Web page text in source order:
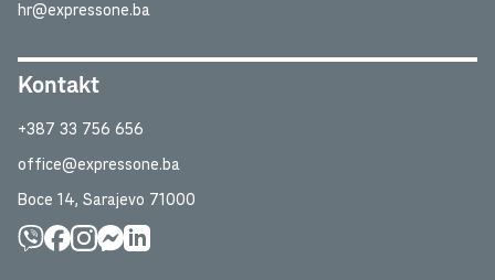
hr@expressone.ba
Kontakt
+387 33 756 656
office@expressone.ba
Boce 14, Sarajevo 71000